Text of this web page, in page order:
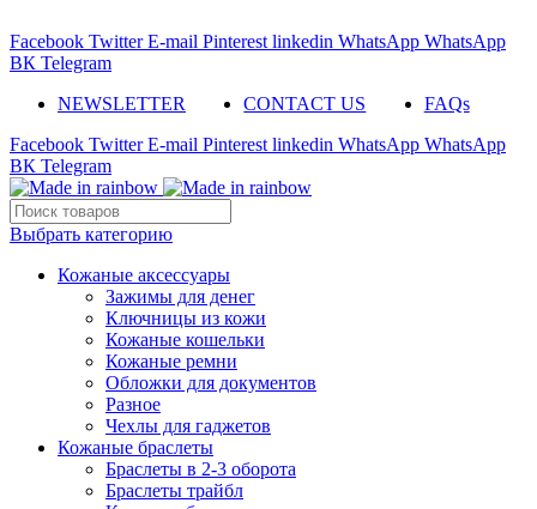
Facebook Twitter E-mail Pinterest linkedin WhatsApp WhatsApp
ВК Telegram
NEWSLETTER
CONTACT US
FAQs
Facebook Twitter E-mail Pinterest linkedin WhatsApp WhatsApp
ВК Telegram
Выбрать категорию
Кожаные аксессуары
Зажимы для денег
Ключницы из кожи
Кожаные кошельки
Кожаные ремни
Обложки для документов
Разное
Чехлы для гаджетов
Кожаные браслеты
Браслеты в 2-3 оборота
Браслеты трайбл